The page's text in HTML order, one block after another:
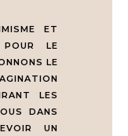
ET
POUR LE
LE
LES
DANS
UN